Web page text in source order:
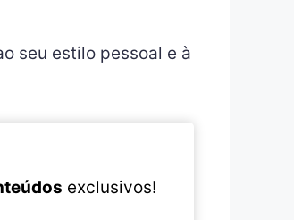
seu estilo pessoal e à
exclusivos!